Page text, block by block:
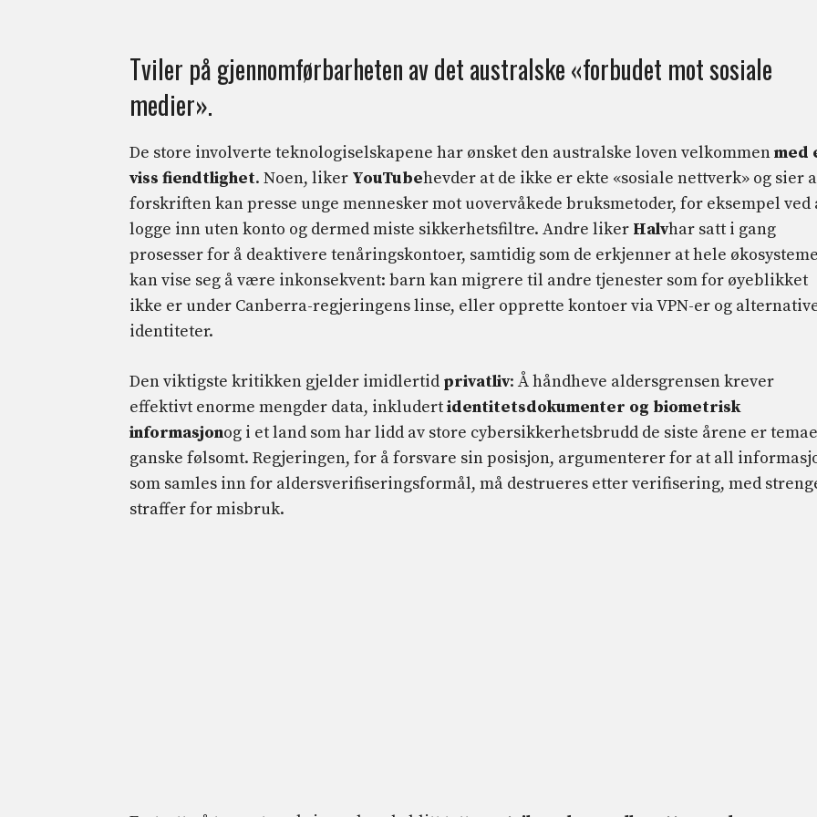
Tviler på gjennomførbarheten av det australske «forbudet mot sosiale
medier».
De store involverte teknologiselskapene har ønsket den australske loven velkommenmed
viss fiendtlighet. Noen, liker YouTubehevder at de ikke er ekte «sosiale nettverk» og sier
forskriften kan presse unge mennesker mot uovervåkede bruksmetoder, for eksempel ved
logge inn uten konto og dermed miste sikkerhetsfiltre. Andre liker Halvhar satt i gang
prosesser for å deaktivere tenåringskontoer, samtidig som de erkjenner at hele
kan vise seg å være inkonsekvent: barn kan migrere til andre tjenester som for øyeblikket
ikke er under Canberra-regjeringens linse, eller opprette kontoer via VPN-er og
identiteter.
Den viktigste kritikken gjelder imidlertid privatliv: Å håndheve aldersgrensen krever
effektivt enorme mengder data, inkludertidentitetsdokumenter og biometrisk
informasjonog i et land som har lidd av store cybersikkerhetsbrudd de siste årene er
ganske følsomt. Regjeringen, for å forsvare sin posisjon, argumenterer for at all
som samles inn for aldersverifiseringsformål, må destrueres etter verifisering, med
straffer for misbruk.